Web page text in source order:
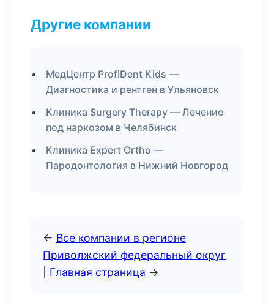
Другие компании
МедЦентр ProfiDent Kids —
Диагностика и рентген в Ульяновск
Клиника Surgery Therapy — Лечение
под наркозом в Челябинск
Клиника Expert Ortho —
Пародонтология в Нижний Новгород
← Все компании в регионе
Приволжский федеральный округ
Главная страница →